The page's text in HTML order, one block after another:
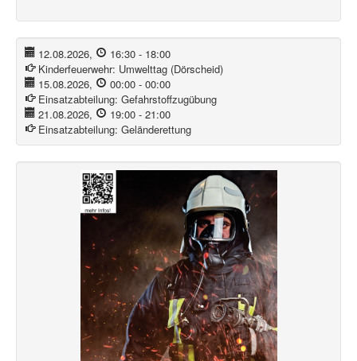
12.08.2026, 16:30- 18:00
Kinderfeuerwehr: Umwelttag (Dörscheid)
15.08.2026, 00:00- 00:00
Einsatzabteilung:Gefahrstoffzugübung
21.08.2026, 19:00- 21:00
Einsatzabteilung:Geländerettung